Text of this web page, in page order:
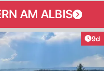
AM ALBIS
9d